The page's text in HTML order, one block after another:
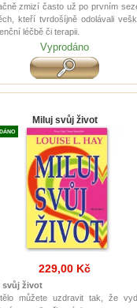
zmizí často už po prvním
kteří tvrdošíjně odolávali
léčbě či terapii.
Vyprodáno
Miluj svůj život
229,00 Kč
svůj život
můžete uzdravit tak, že